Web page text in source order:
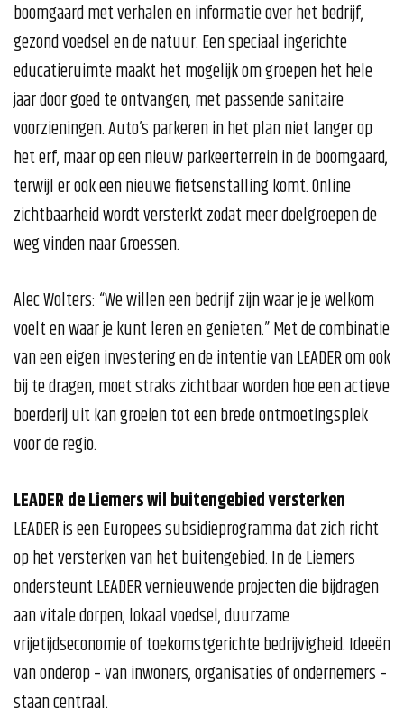
boomgaard met verhalen en informatie over het bedrijf,
gezond voedsel en de natuur. Een speciaal ingerichte
educatieruimte maakt het mogelijk om groepen het hele
jaar door goed te ontvangen, met passende sanitaire
voorzieningen. Auto’s parkeren in het plan niet langer op
het erf, maar op een nieuw parkeerterrein in de boomgaard,
terwijl er ook een nieuwe fietsenstalling komt. Online
zichtbaarheid wordt versterkt zodat meer doelgroepen de
weg vinden naar Groessen.
Alec Wolters: “We willen een bedrijf zijn waar je je welkom
voelt en waar je kunt leren en genieten.” Met de combinatie
van een eigen investering en de intentie van LEADER om ook
bij te dragen, moet straks zichtbaar worden hoe een actieve
boerderij uit kan groeien tot een brede ontmoetingsplek
voor de regio.
LEADER de Liemers wil buitengebied versterken
LEADER is een Europees subsidieprogramma dat zich richt
op het versterken van het buitengebied. In de Liemers
ondersteunt LEADER vernieuwende projecten die bijdragen
aan vitale dorpen, lokaal voedsel, duurzame
vrijetijdseconomie of toekomstgerichte bedrijvigheid. Ideeën
van onderop – van inwoners, organisaties of ondernemers –
staan centraal.